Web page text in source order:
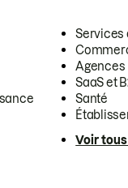
Services
Agences
SaaS et
Santé
Voir